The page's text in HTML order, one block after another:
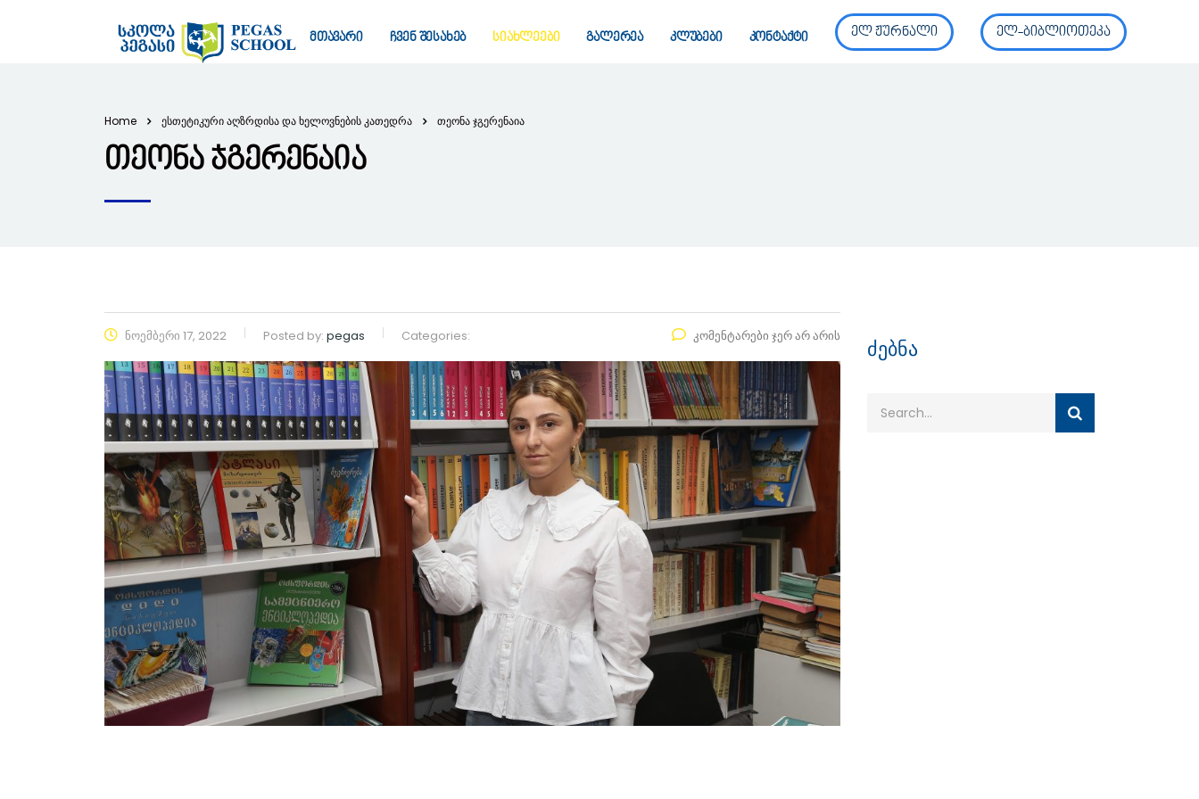
მთავარი ჩვენ შესახებ სიახლეები გალერეა კლუბები კონტაქტი ელ ჟურნალი ელ-ბიბლიოთეკა
Home ესთეტიკური აღზრდისა და ხელოვნების კათედრა თეონა ჯგერენაია
თეონა ჯგერენაია
ნოემბერი 17, 2022 Posted by: pegas Categories: კომენტარები ჯერ არ არის ძებნა